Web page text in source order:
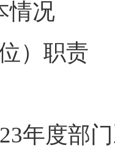
情况
）职责
年度部